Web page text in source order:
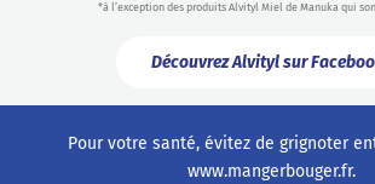
*à l’exception des produits Alvityl Miel de Manuka qui
Découvrez Alvityl sur
Pour votre santé, évitez de grignoter
www.mangerbouger.fr.